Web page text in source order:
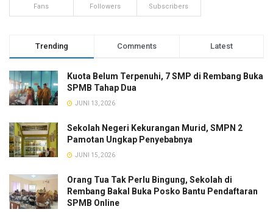
Fans Followers Subscribers
Trending Comments Latest
Kuota Belum Terpenuhi, 7 SMP di Rembang Buka
SPMB Tahap Dua
JUNI 13, 2026
Sekolah Negeri Kekurangan Murid, SMPN 2
Pamotan Ungkap Penyebabnya
JUNI 15, 2026
Orang Tua Tak Perlu Bingung, Sekolah di
Rembang Bakal Buka Posko Bantu Pendaftaran
SPMB Online